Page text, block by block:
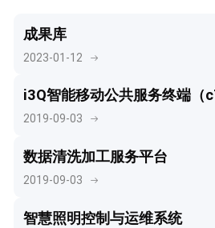
成果库
2023-01-12
i3Q智能移动公共服务终端（
2019-09-03
数据清洗加工服务平台
2019-09-03
智慧照明控制与运维系统